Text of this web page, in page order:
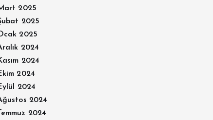
2025
2025
2025
2024
2024
2024
2024
2024
Temmuz 2024